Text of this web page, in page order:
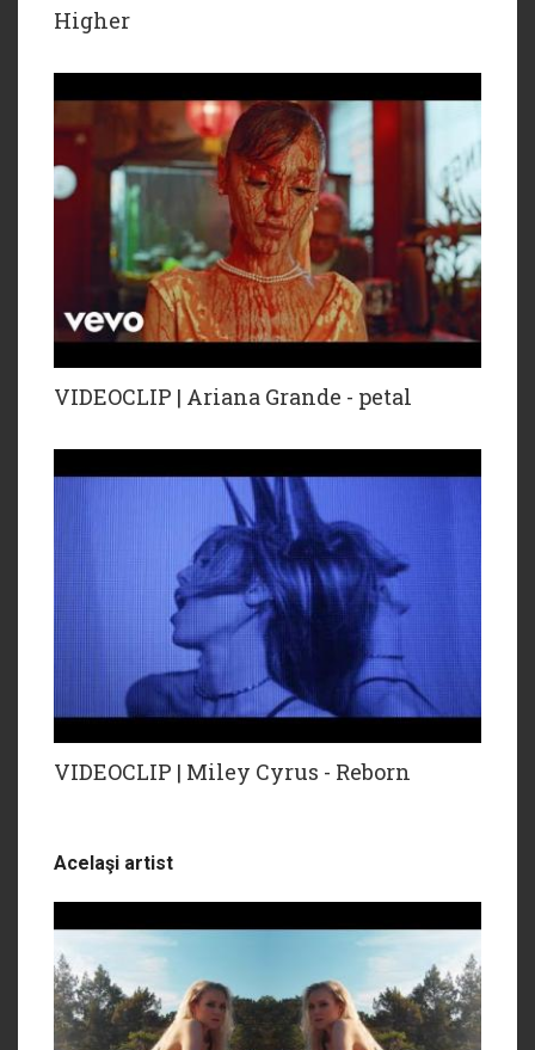
Higher
VIDEOCLIP | Ariana Grande - petal
VIDEOCLIP | Miley Cyrus - Reborn
Acelaşi artist